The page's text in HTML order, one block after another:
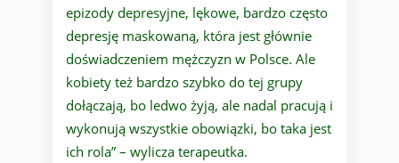
epizody depresyjne, lękowe, bardzo często
depresję maskowaną, która jest głównie
doświadczeniem mężczyzn w Polsce. Ale
kobiety też bardzo szybko do tej grupy
dołączają, bo ledwo żyją, ale nadal pracują i
wykonują wszystkie obowiązki, bo taka jest
ich rola” – wylicza terapeutka.